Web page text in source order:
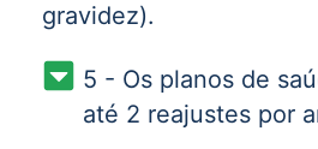
gravidez).
5 - Os planos de
até 2 reajustes por